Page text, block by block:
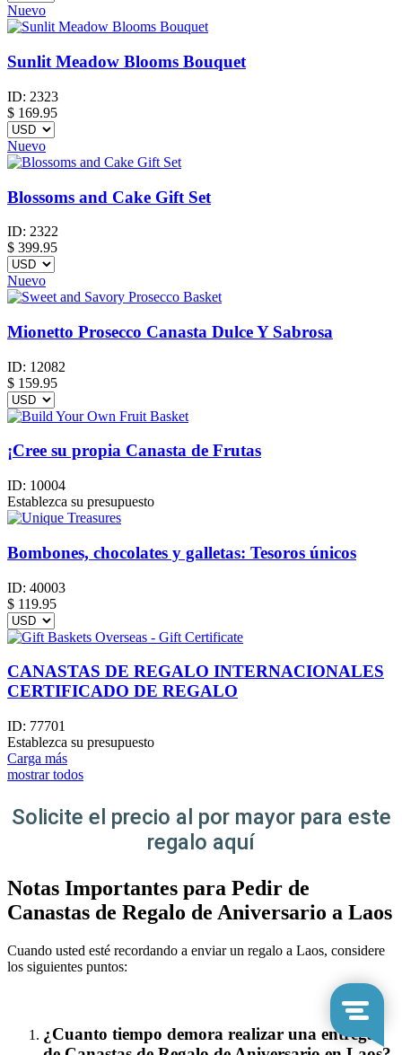
Nuevo
Sunlit Meadow Blooms Bouquet
ID: 2323
$ 169.95
Nuevo
Blossoms and Cake Gift Set
ID: 2322
$ 399.95
Nuevo
Mionetto Prosecco Canasta Dulce Y Sabrosa
ID: 12082
$ 159.95
¡Cree su propia Canasta de Frutas
ID: 10004
Establezca su presupuesto
Bombones, chocolates y galletas: Tesoros únicos
ID: 40003
$ 119.95
CANASTAS DE REGALO INTERNACIONALES
CERTIFICADO DE REGALO
ID: 77701
Establezca su presupuesto
Carga más
mostrar todos
Solicite el precio al por mayor para este
regalo aquí
Notas Importantes para Pedir de
Canastas de Regalo de Aniversario a Laos
Cuando usted esté recordando a enviar un regalo a Laos, considere
los siguientes puntos:
¿Cuanto tiempo demora realizar una entrega